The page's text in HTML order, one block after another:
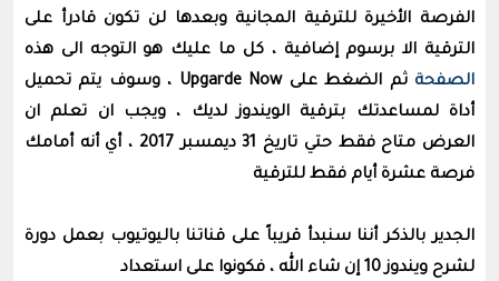
الفرصة الأخيرة للترقية المجانية وبعدها لن تكون قادرأ على
الترقية الا برسوم إضافية ، كل ما عليك هو التوجه الى هذه
الصفحة
ثم الضغط على Upgarde Now ، وسوف يتم تحميل
أداة لمساعدتك بترقية الويندوز لديك ، ويجب ان تعلم ان
العرض متاح فقط حتي تاريخ 31 ديمسبر 2017 ، أي أنه أمامك
فرصة عشرة أيام فقط للترقية
الجدير بالذكر أننا سنبدأ قريباً على قناتنا باليوتيوب بعمل دورة
لشرح ويندوز 10 إن شاء الله ، فكونوا على استعداد